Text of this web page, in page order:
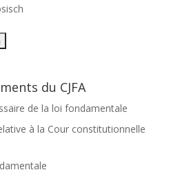
du CJFA
de la loi fondamentale
à la Cour constitutionnelle